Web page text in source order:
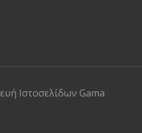
Ιστοσελίδων Gama